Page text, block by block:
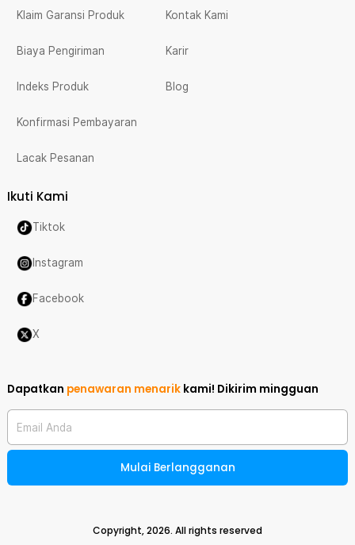
Klaim Garansi Produk
Biaya Pengiriman
Indeks Produk
Konfirmasi Pembayaran
Lacak Pesanan
Kontak Kami
Karir
Blog
Ikuti Kami
Tiktok
Instagram
Facebook
X
Dapatkan penawaran menarik kami! Dikirim mingguan
Email Anda
Mulai Berlangganan
Copyright,2026. All rights reserved